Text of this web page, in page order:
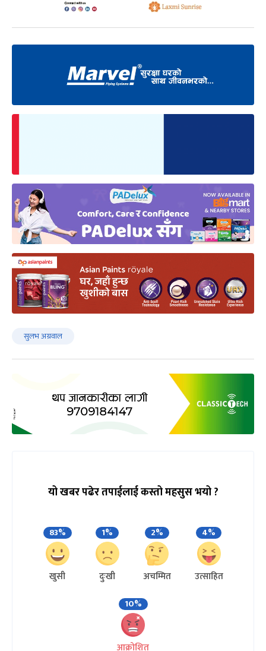
सुलभ अग्रवाल
यो खबर पढेर तपाईलाई कस्तो महसुस भयो ?
83%
खुसी
1%
दुःखी
2%
अचम्मित
4%
उत्साहित
10%
आक्रोशित